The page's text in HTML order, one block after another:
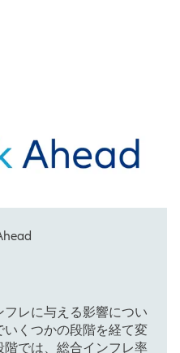
レに与える影響につい
くつかの段階を経て変
では、総合インフレ率